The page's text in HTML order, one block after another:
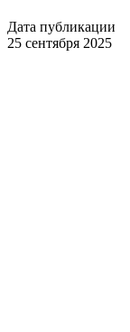
Дата публикации
25 сентября 2025